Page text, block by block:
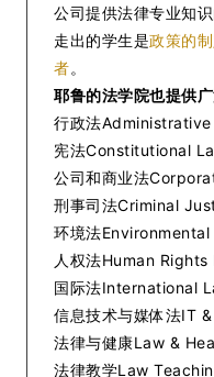
公司提供法律专业知
走出的学生是政策的
者。
耶鲁的法学院也提供
行政法
宪法Constitutional
公司和商业法
刑事司法Criminal
环境法
人权法Human Rights
国际法International
信息技术与媒体法IT
法律与健康Law &
法律教学Law